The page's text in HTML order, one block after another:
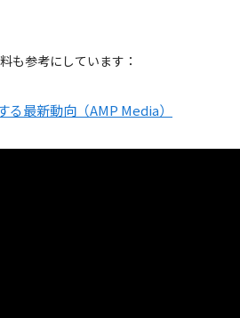
も参考にしています：
最新動向（AMP Media）